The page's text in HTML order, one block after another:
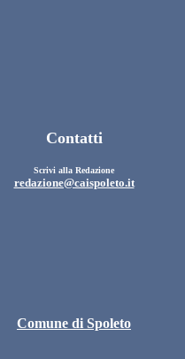
Contatti
Scrivi alla Redazione
redazione@caispoleto.it
Comune di Spoleto